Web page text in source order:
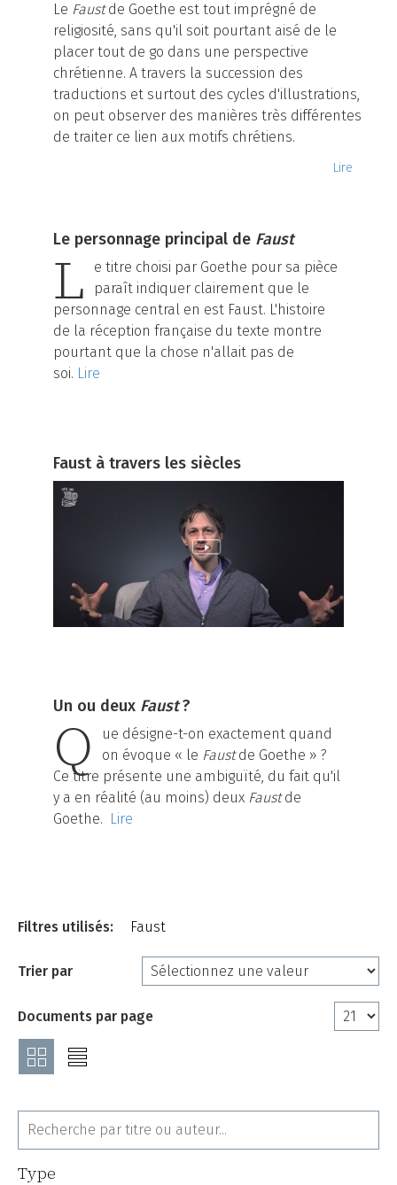
Le Faustde Goethe est tout imprégné de
religiosité, sans qu'il soit pourtant aisé de le
placer tout de go dans une perspective
chrétienne. A travers la succession des
traductions et surtout des cycles d'illustrations,
on peut observer des manières très différentes
de traiter ce lien aux motifs chrétiens.
Lire
Le personnage principal de Faust
L
e titre choisi par Goethe pour sa pièce
paraît indiquer clairement que le
personnage central en est Faust. L'histoire
de la réception française du texte montre
pourtant que la chose n'allait pas de
soi. Lire
Faust à travers les siècles
Un ou deux Faust?
Q
ue désigne-t-on exactement quand
on évoque « le Faustde Goethe » ?
Ce titre présente une ambiguïté, du fait qu'il
y a en réalité (au moins) deux Faustde
Goethe. Lire
Filtres utilisés: Faust
Trier par
Documents par page
Type